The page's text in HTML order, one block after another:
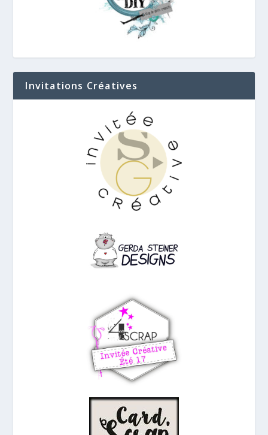
Invitations Créatives